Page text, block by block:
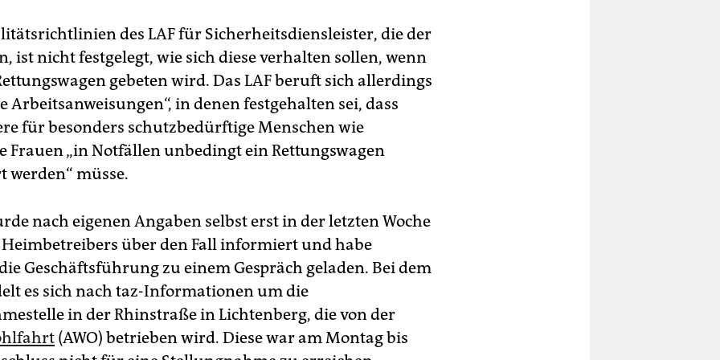
des LAF für Sicherheitsdiensleister, die der
ist nicht festgelegt, wie sich diese verhalten sollen, wenn
gebeten wird. Das LAF beruft sich allerdings
Arbeitsanweisungen“, in denen festgehalten sei, dass
für besonders schutzbedürftige Menschen wie
Frauen „in Notfällen unbedingt ein Rettungswagen
werden“ müsse.
nach eigenen Angaben selbst erst in der letzten Woche
Heimbetreibers über den Fall informiert und habe
Geschäftsführung zu einem Gespräch geladen. Bei dem
es sich nach taz-Informationen um die
in der Rhinstraße in Lichtenberg, die von der
(AWO) betrieben wird. Diese war am Montag bis